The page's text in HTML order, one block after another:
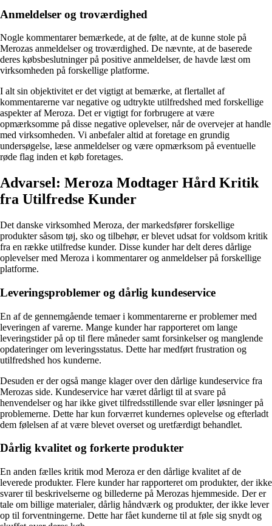
Anmeldelser og troværdighed
Nogle kommentarer bemærkede, at de følte, at de kunne stole på
Merozas anmeldelser og troværdighed. De nævnte, at de baserede
deres købsbeslutninger på positive anmeldelser, de havde læst om
virksomheden på forskellige platforme.
I alt sin objektivitet er det vigtigt at bemærke, at flertallet af
kommentarerne var negative og udtrykte utilfredshed med forskellige
aspekter af Meroza. Det er vigtigt for forbrugere at være
opmærksomme på disse negative oplevelser, når de overvejer at handle
med virksomheden. Vi anbefaler altid at foretage en grundig
undersøgelse, læse anmeldelser og være opmærksom på eventuelle
røde flag inden et køb foretages.
Advarsel: Meroza Modtager Hård Kritik
fra Utilfredse Kunder
Det danske virksomhed Meroza, der markedsfører forskellige
produkter såsom tøj, sko og tilbehør, er blevet udsat for voldsom kritik
fra en række utilfredse kunder. Disse kunder har delt deres dårlige
oplevelser med Meroza i kommentarer og anmeldelser på forskellige
platforme.
Leveringsproblemer og dårlig kundeservice
En af de gennemgående temaer i kommentarerne er problemer med
leveringen af varerne. Mange kunder har rapporteret om lange
leveringstider på op til flere måneder samt forsinkelser og manglende
opdateringer om leveringsstatus. Dette har medført frustration og
utilfredshed hos kunderne.
Desuden er der også mange klager over den dårlige kundeservice fra
Merozas side. Kundeservice har været dårligt til at svare på
henvendelser og har ikke givet tilfredsstillende svar eller løsninger på
problemerne. Dette har kun forværret kundernes oplevelse og efterladt
dem følelsen af at være blevet overset og uretfærdigt behandlet.
Dårlig kvalitet og forkerte produkter
En anden fælles kritik mod Meroza er den dårlige kvalitet af de
leverede produkter. Flere kunder har rapporteret om produkter, der ikke
svarer til beskrivelserne og billederne på Merozas hjemmeside. Der er
tale om billige materialer, dårlig håndværk og produkter, der ikke lever
op til forventningerne. Dette har fået kunderne til at føle sig snydt og